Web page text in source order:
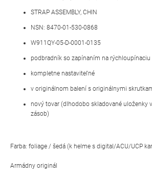
STRAP ASSEMBLY, CHIN
NSN: 8470-01-530-0868
W911QY-05-D-0001-0135
podbradník so zapínaním na
kompletne nastaviteľné
v originálnom balení s originálnymi
nový tovar (dlhodobo skladované uloženky
zásob)
Farba: foliage / šedá (k helme s digital/ACU/UCP
Armádny originál